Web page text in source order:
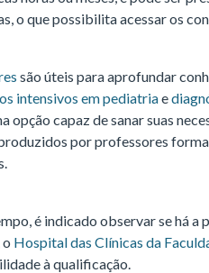
o que possibilita acessar os
são úteis para aprofundar
intensivos em pediatriae
opção capaz de sanar suas
por professores
é indicado observar se há
Hospital das Clínicas da
à qualificação.